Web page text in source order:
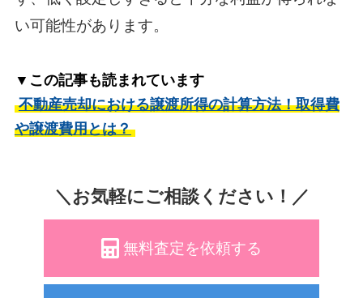
い可能性があります。
▼この記事も読まれています
不動産売却における譲渡所得の計算方法！取得費
や譲渡費用とは？
＼お気軽にご相談ください！／
無料査定を依頼する